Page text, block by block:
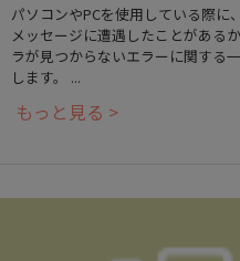
パソコンやPCを使用している際に
メッセージに遭遇したことがある
ラが見つからないエラーに関する
します。 ...
もっと見る >